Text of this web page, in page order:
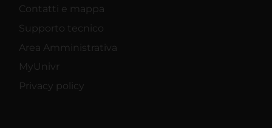
Contatti e mappa
Supporto tecnico
Area Amministrativa
MyUnivr
Privacy policy